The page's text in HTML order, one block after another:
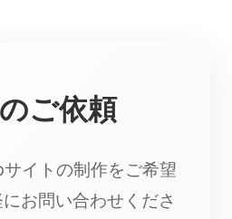
ご依頼
イトの制作をご希望
お問い合わせくださ